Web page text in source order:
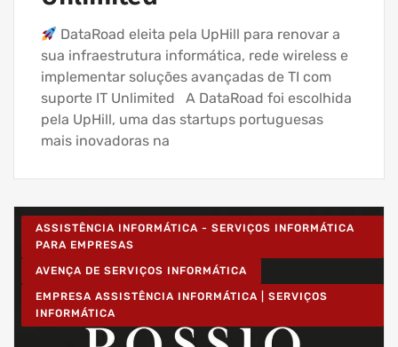
DataRoad eleita pela UpHill para renovar a
sua infraestrutura informática, rede wireless e
implementar soluções avançadas de TI com
suporte IT Unlimited A DataRoad foi escolhida
pela UpHill, uma das startups portuguesas
mais inovadoras na
ASSISTÊNCIA INFORMÁTICA - SERVIÇOS INFORMÁTICA
PARA EMPRESAS
AVENÇA DE SERVIÇOS INFORMÁTICA
EMPRESA ASSISTÊNCIA INFORMÁTICA | SERVIÇOS
INFORMÁTICA